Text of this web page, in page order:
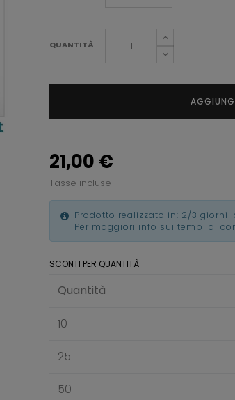
QUANTITÀ
21,00 €
Tasse incluse
Prodotto realizzato in: 2/3 giorni
Per maggiori info sui tempi di
SCONTI PER QUANTITÀ
Quantità
10
25
50